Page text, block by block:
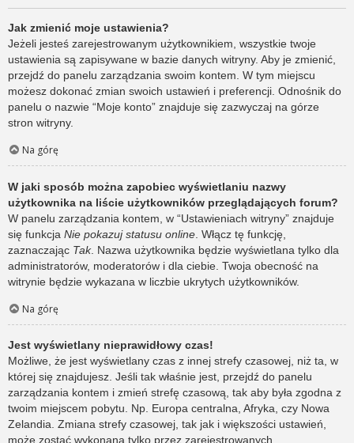
Jak zmienić moje ustawienia?
Jeżeli jesteś zarejestrowanym użytkownikiem, wszystkie twoje
ustawienia są zapisywane w bazie danych witryny. Aby je zmienić,
przejdź do panelu zarządzania swoim kontem. W tym miejscu
możesz dokonać zmian swoich ustawień i preferencji. Odnośnik do
panelu o nazwie “Moje konto” znajduje się zazwyczaj na górze
stron witryny.
Na górę
W jaki sposób można zapobiec wyświetlaniu nazwy
użytkownika na liście użytkowników przeglądających forum?
W panelu zarządzania kontem, w “Ustawieniach witryny” znajduje
się funkcja Nie pokazuj statusu online . Włącz tę funkcję,
zaznaczając Tak. Nazwa użytkownika będzie wyświetlana tylko dla
administratorów, moderatorów i dla ciebie. Twoja obecność na
witrynie będzie wykazana w liczbie ukrytych użytkowników.
Na górę
Jest wyświetlany nieprawidłowy czas!
Możliwe, że jest wyświetlany czas z innej strefy czasowej, niż ta, w
której się znajdujesz. Jeśli tak właśnie jest, przejdź do panelu
zarządzania kontem i zmień strefę czasową, tak aby była zgodna z
twoim miejscem pobytu. Np. Europa centralna, Afryka, czy Nowa
Zelandia. Zmiana strefy czasowej, tak jak i większości ustawień,
może zostać wykonana tylko przez zarejestrowanych